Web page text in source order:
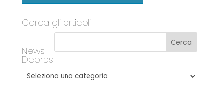
Cerca gli articoli
News
Depros